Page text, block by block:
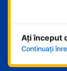
Ați început
Continuați